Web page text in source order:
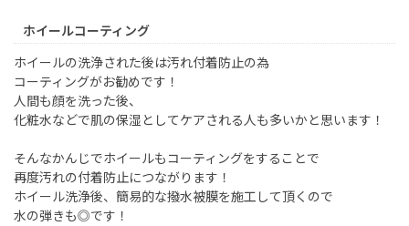
ホイールコーティング
ホイールの洗浄された後は汚れ付着防止の為
コーティングがお勧めです！
人間も顔を洗った後、
化粧水などで肌の保湿としてケアされる人も多いかと思います！
そんなかんじでホイールもコーティングをすることで
再度汚れの付着防止につながります！
ホイール洗浄後、簡易的な撥水被膜を施工して頂くので
水の弾きも◎です！